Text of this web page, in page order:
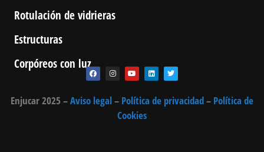
Rotulación de vidrieras
Estructuras
Corpóreos con luz
Enjucar 2025 –Aviso legal– Política de privacidad– Política de
Cookies